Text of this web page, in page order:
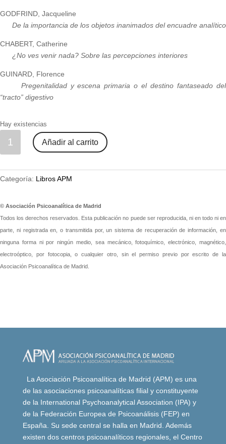
GODFRIND, Jacqueline
De la importancia de los objetos inanimados del encuadre analítico
CHABERT, Catherine
¿No ves venir nada? Sobre las percepciones interiores
GUINARD, Florence
Pregenitalidad y escena primaria o el destino fantaseado del
“tracto” digestivo
Hay existencias
Française
Psychanalyse
-
anual
del
psicoanálisis
1.
Selección
Psicoanálisis
Añadir al carrito
Categoría: Libros APM
© Asociación Psicoanalítica de Madrid
Todos los derechos reservados. Esta publicación no puede ser reproducida, ni en todo ni en
parte, ni registrada en, o transmitida por, un sistema de recuperación de información, en
ninguna forma ni por ningún medio, sea mecánico, fotoquímico, electrónico, magnético,
electroóptico, por fotocopia, o cualquier otro, sin el permiso previo por escrito de la
Asociación Psicoanalítica de Madrid.
La Asociación Psicoanalítica de Madrid (APM) es una
de las asociaciones psicoanalíticas filial y constituyente
de la International Psychoanalytical Association (IPA) y
de la Federación Europea de Psicoanálisis (FEP) en
España. Su sede central se halla en Madrid. Además
existen dos centros psicoanalíticos regionales, el Centro